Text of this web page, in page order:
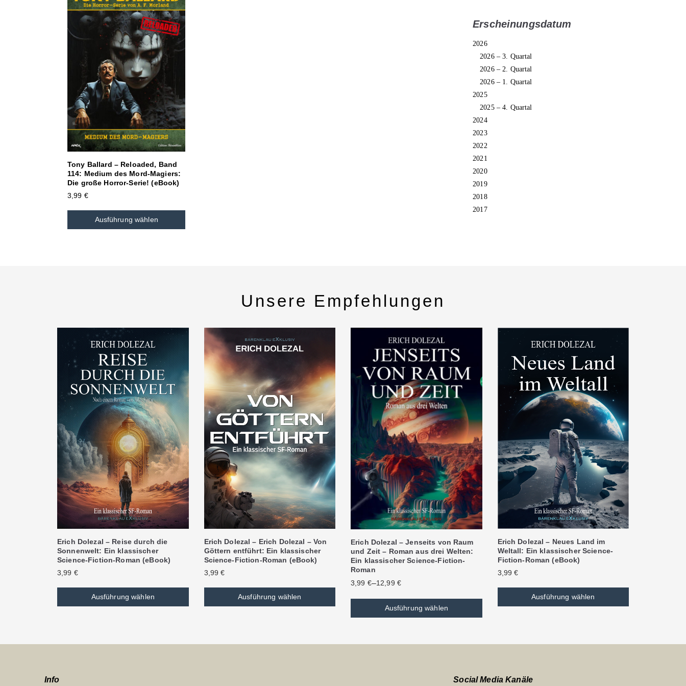
Tony Ballard – Reloaded, Band
114: Medium des Mord-Magiers:
Die große Horror-Serie! (eBook)
3,99 €
Ausführung wählen
Erscheinungsdatum
2026
2026 – 3. Quartal
2026 – 2. Quartal
2026 – 1. Quartal
2025
2025 – 4. Quartal
2024
2023
2022
2021
2020
2019
2018
2017
Unsere Empfehlungen
Erich Dolezal – Reise durch die
Sonnenwelt: Ein klassischer
Science-Fiction-Roman (eBook)
3,99 €
Ausführung wählen
Erich Dolezal – Erich Dolezal – Von
Göttern entführt: Ein klassischer
Science-Fiction-Roman (eBook)
3,99€
Ausführung wählen
Erich Dolezal – Jenseits von Raum
und Zeit – Roman aus drei Welten:
Ein klassischer Science-Fiction-
Roman
3,99 €–12,99 €
Ausführung wählen
Erich Dolezal – Neues Land im
Weltall: Ein klassischer Science-
Fiction-Roman (eBook)
3,99€
Ausführung wählen
Info Social Media Kanäle